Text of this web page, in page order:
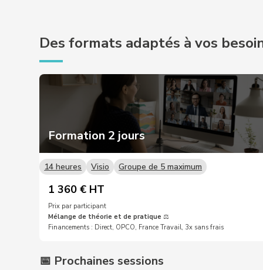
Des formats adaptés à vos
Formation 2 jours
14 heures Visio Groupe de 5 maximum
1 360 € HT
Prix par participant
Mélange de théorie et de pratique⚖️
Financements : Direct, OPCO, France Travail, 3x sans frais
📅 Prochaines sessions